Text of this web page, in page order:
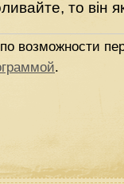
то він
возможности
.